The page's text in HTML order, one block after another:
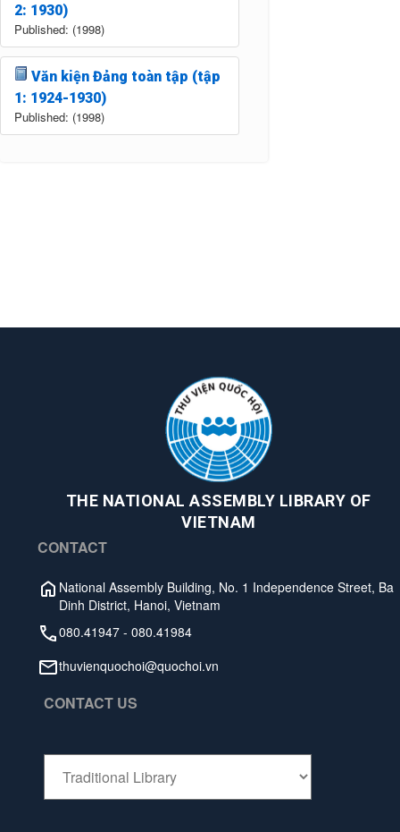
2: 1930)
Published: (1998)
Văn kiện Đảng toàn tập (tập
1: 1924-1930)
Published: (1998)
THE NATIONAL ASSEMBLY LIBRARY OF
VIETNAM
CONTACT
National Assembly Building, No. 1 Independence Street, Ba
Dinh District, Hanoi, Vietnam
080.41947 - 080.41984
thuvienquochoi@quochoi.vn
CONTACT US